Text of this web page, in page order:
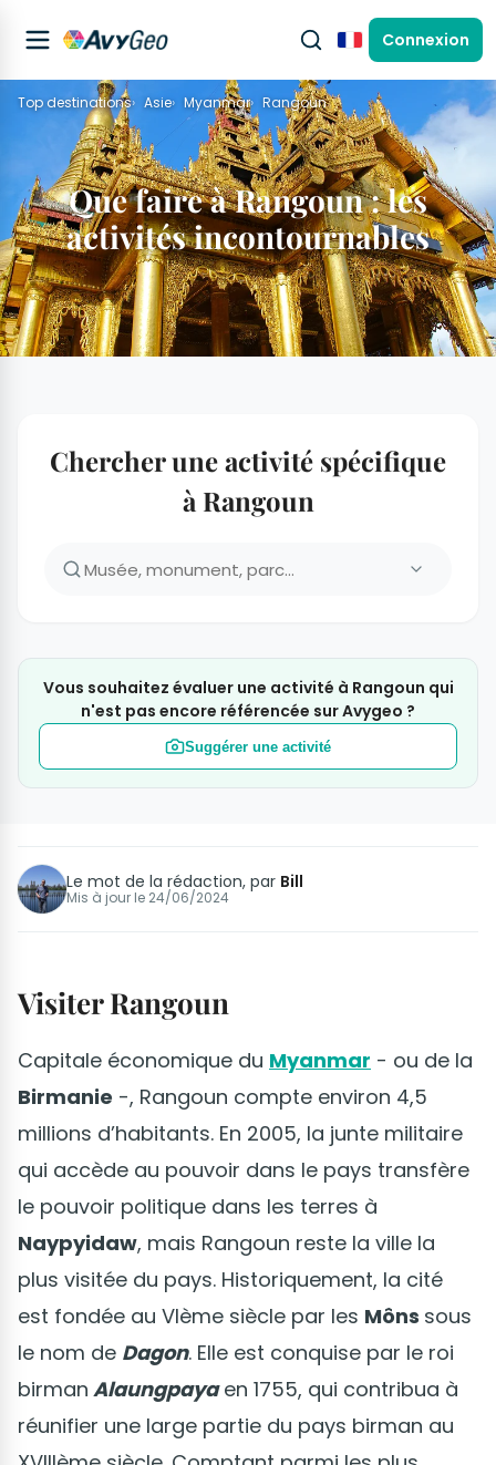
FrançaisConnexion
Top destinations Asie Myanmar Rangoun
Que faire à Rangoun : les
activités incontournables
Chercher une activité spécifique
à Rangoun
Vous souhaitez évaluer une activité à Rangoun qui
n'est pas encore référencée sur Avygeo ?
Suggérer une activité
Le mot de la rédaction, par Bill
Mis à jour le 24/06/2024
Visiter Rangoun
Capitale économique du Myanmar - ou de la
Birmanie -, Rangoun compte environ 4,5
millions d’habitants. En 2005, la junte militaire
qui accède au pouvoir dans le pays transfère
le pouvoir politique dans les terres à
Naypyidaw, mais Rangoun reste la ville la
plus visitée du pays. Historiquement, la cité
est fondée au VIème siècle par les Môns sous
le nom de Dagon. Elle est conquise par le roi
birman Alaungpayaen 1755, qui contribua à
réunifier une large partie du pays birman au